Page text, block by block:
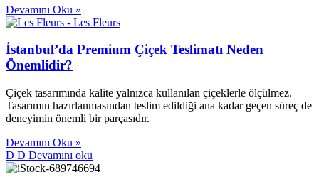
Devamını Oku »
İstanbul’da Premium Çiçek Teslimatı Neden
Önemlidir?
Çiçek tasarımında kalite yalnızca kullanılan çiçeklerle ölçülmez.
Tasarımın hazırlanmasından teslim edildiği ana kadar geçen süreç de
deneyimin önemli bir parçasıdır.
Devamını Oku »
D D Devamını oku